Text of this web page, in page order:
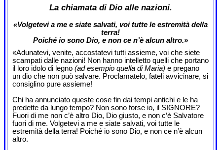
La chiamata di Dio alle nazioni.
«Volgetevi a me e siate salvati, voi tutte le estremità della
terra!
Poiché io sono Dio, e non ce n’è alcun altro.»
«Adunatevi, venite, accostatevi tutti assieme, voi che siete
scampati dalle nazioni! Non hanno intelletto quelli che portano
il loro idolo di legno (ad esempio quella di Maria) e pregano
un dio che non può salvare. Proclamatelo, fateli avvicinare, si
consiglino pure assieme!
Chi ha annunciato queste cose fin dai tempi antichi e le ha
predette da lungo tempo? Non sono forse io, il SIGNORE?
Fuori di me non c’è altro Dio, Dio giusto, e non c’è Salvatore
fuori di me. Volgetevi a me e siate salvati, voi tutte le
estremità della terra! Poiché io sono Dio, e non ce n’è alcun
altro.